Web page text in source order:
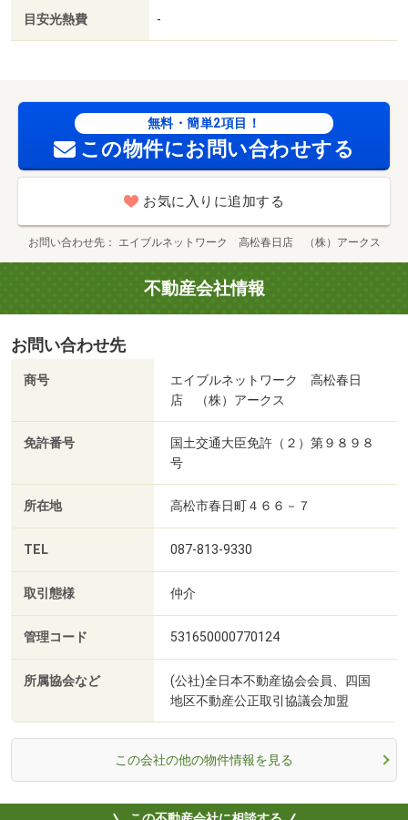
目安光熱費 -
無料・簡単2項目！
この物件にお問い合わせする
お気に入りに追加する
お問い合わせ先 エイブルネットワーク 高松春日店 （株）アークス
不動産会社情報
お問い合わせ先
商号
エイブルネットワーク 高松春日
店 （株）アークス
免許番号
国土交通大臣免許（２）第９８９８
号
所在地 高松市春日町４６６－７
TEL 087-813-9330
取引態様 仲介
管理コード 531650000770124
所属協会など
(公社)全日本不動産協会会員、四国
地区不動産公正取引協議会加盟
この会社の他の物件情報を見る